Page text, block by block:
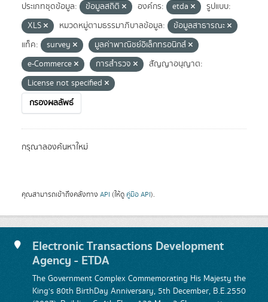
ประเภทชุดข้อมูล: ข้อมูลสถิติ องค์กร: etda
รูปแบบ:
XLS
หมวดหมู่ตามธรรมาภิบาลข้อมูล:
ข้อมูลสาธารณะ
แท็ค:
survey
มูลค่าพาณิชย์อิเล็กทรอนิกส์
e-Commerce
การสำรวจ
สัญญาอนุญาต:
License not specified
กรองผลลัพธ์
กรุณาลองค้นหาใหม่
คุณสามารถเข้าถึงคลังทาง API (ให้ดู คู่มือ API).
Electronic Transactions Development
Agency - ETDA
The Government Complex Commemorating His Majesty the
King's 80th BirthDay Anniversary, 5th December, B.E.2550